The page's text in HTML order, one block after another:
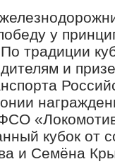
у
традиции
и
кубок от
и Семёна